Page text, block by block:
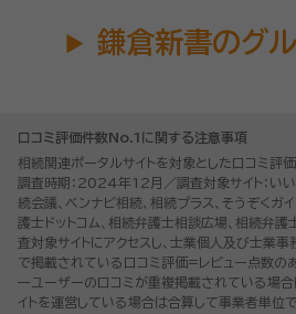
鎌倉新書のグ
口コミ評価件数No.1に関する注意事項
相続関連ポータルサイトを対象とした口コミ評
調査時期：2024年12月／調査対象サイト：いい
続会議、ベンナビ相続、相続プラス、そうぞくガ
護士ドットコム、相続弁護士相談広場、相続弁
査対象サイトにアクセスし、士業個人及び士業
で掲載されている口コミ評価=レビュー点数の
一ユーザーの口コミが重複掲載されている場
イトを運営している場合は合算して事業者単位で